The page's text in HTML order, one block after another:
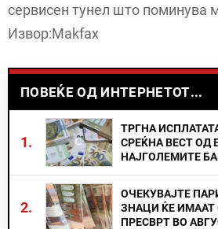
сервисен тунел што поминува
Извор:Makfax
ПОВЕЌЕ ОД ИНТЕРНЕТОТ...
1.
ТРГНА
СРЕЌНА ВЕСТ ОД
НАЈГОЛЕМИТЕ
2.
ОЧЕКУВАЈТЕ
ЗНАЦИ ЌЕ
ПРЕСВРТ ВО